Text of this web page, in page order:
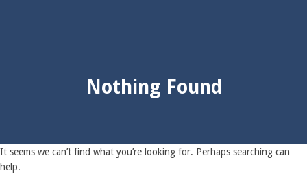
Nothing Found
It seems we can’t find what you’re looking for. Perhaps searching can
help.